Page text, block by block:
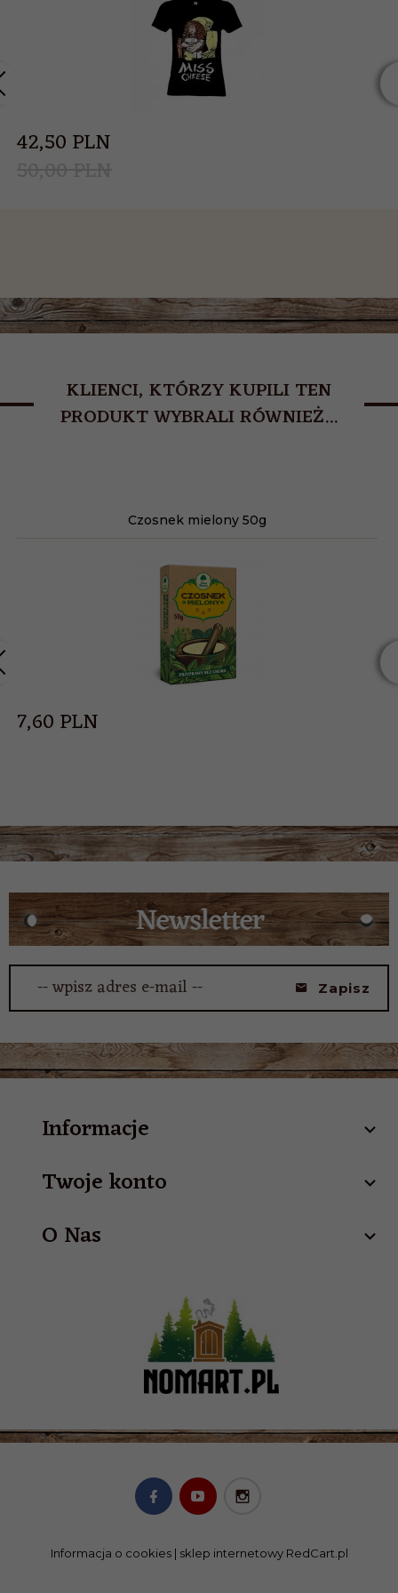
42,50PLN
KLIENCI, KTÓRZY KUPILI TEN
PRODUKT WYBRALI RÓWNIEŻ...
Czosnek mielony 50g
7,60PLN
-- wpisz adres e-mail -- Zapisz
Informacje
Twoje konto
O Nas
Informacja o cookies| sklep internetowyRedCart.pl